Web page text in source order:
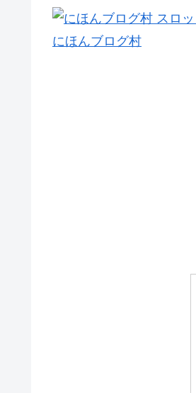
にほんブログ村